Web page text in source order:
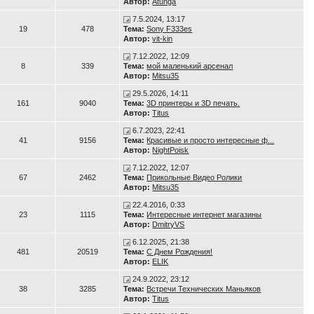
19 478
7.5.2024, 13:17
Тема: Sony F333es
Автор: vit-kin
8 339
7.12.2022, 12:09
Тема: мой маленький арсенал
Автор: Mitsu35
161 9040
29.5.2026, 14:11
Тема: 3D принтеры и 3D печать.
Автор: Titus
41 9156
6.7.2023, 22:41
Тема: Красивые и просто интересные ф...
Автор: NightPoisk
67 2462
7.12.2022, 12:07
Тема: Прикольные Видео Ролики
Автор: Mitsu35
23 1115
22.4.2016, 0:33
Тема: Интересные интернет магазины
Автор: DmitryVS
481 20519
6.12.2025, 21:38
Тема: С Днем Рождения!
Автор: ELIK
38 3285
24.9.2022, 23:12
Тема: Встречи Технических Маньяков
Автор: Titus